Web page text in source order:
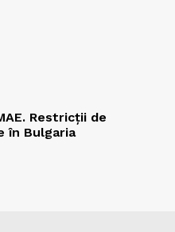
Restricții de
în Bulgaria